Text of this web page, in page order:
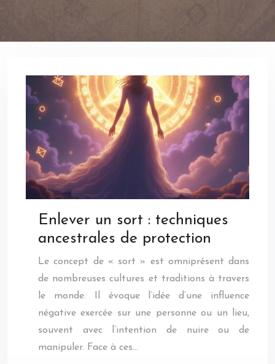
Enlever un sort : techniques
ancestrales de protection
Le concept de « sort » est omniprésent dans
de nombreuses cultures et traditions à travers
le monde. Il évoque l’idée d’une influence
négative exercée sur une personne ou un lieu,
souvent avec l’intention de nuire ou de
manipuler. Face à ces…